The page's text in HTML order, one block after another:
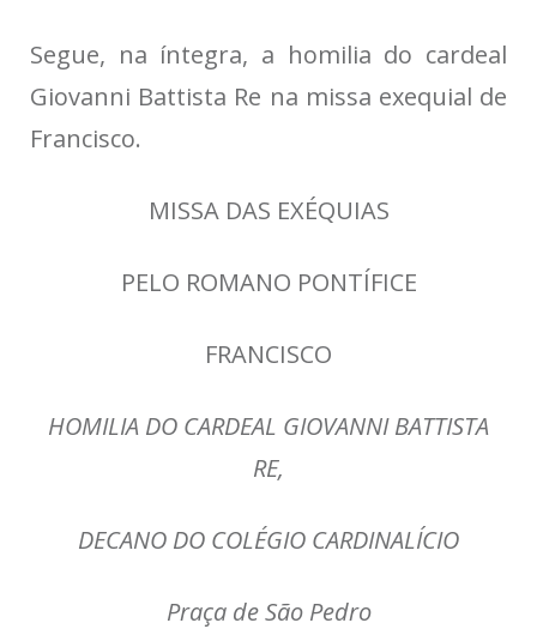
Segue, na íntegra, a homilia do cardeal
Giovanni Battista Re na missa exequial de
Francisco.
MISSA DAS EXÉQUIAS
PELO ROMANO PONTÍFICE
FRANCISCO
HOMILIA DO CARDEAL GIOVANNI BATTISTA
RE,
DECANO DO COLÉGIO CARDINALÍCIO
Praça de São Pedro